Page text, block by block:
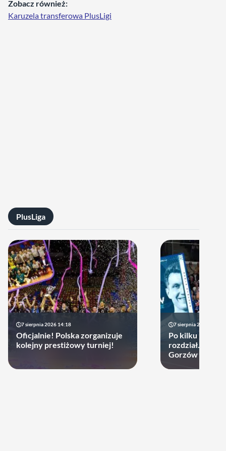
Zobacz również:
Karuzela transferowa PlusLigi
PlusLiga
7 sierpnia 2026 14:18
Oficjalnie! Polska zorganizuje
kolejny prestiżowy turniej!
7 sierpnia 2026 13:49
Po kilku latach
rozdział.
Gorzów może